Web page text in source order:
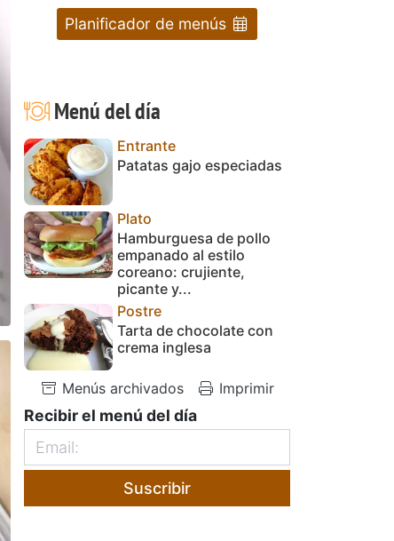
Planificador de menús
Menú del día
Entrante
Patatas gajo especiadas
Plato
Hamburguesa de pollo
empanado al estilo
coreano: crujiente,
picante y...
Postre
Tarta de chocolate con
crema inglesa
Menús archivados Imprimir
Recibir el menú del día
Suscribir